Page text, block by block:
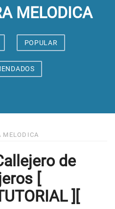
MELODICA
POPULAR
MELODICA
de
[
][